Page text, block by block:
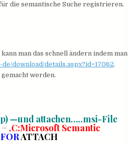
die semantische Suche registrieren.
man das schnell ändern indem man
download/details.aspx?id=17062.
werden.
—und attachen…..msi-File
= ‚C:Microsoft Semantic
FORATTACH